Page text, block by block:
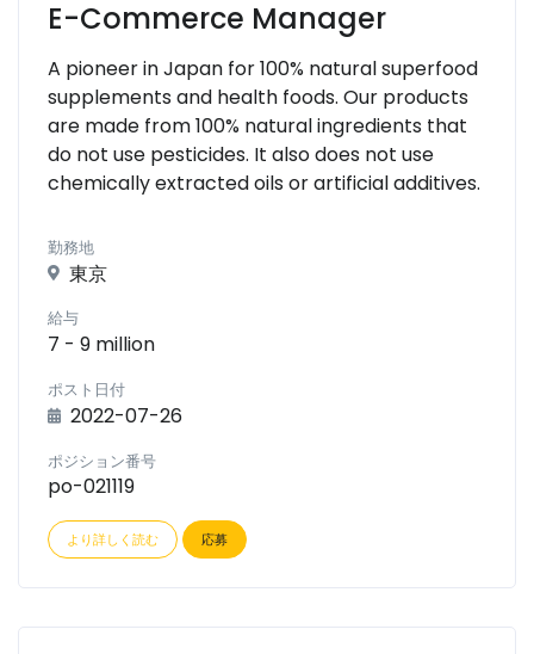
E-Commerce Manager
A pioneer in Japan for 100% natural superfood
supplements and health foods. Our products
are made from 100% natural ingredients that
do not use pesticides. It also does not use
chemically extracted oils or artificial additives.
勤務地
東京
給与
7 - 9 million
ポスト日付
2022-07-26
ポジション番号
po-021119
より詳しく読む 応募